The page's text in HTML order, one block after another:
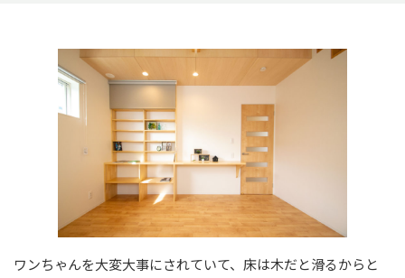
ワンちゃんを大変大事にされていて、床は木だと滑るからと